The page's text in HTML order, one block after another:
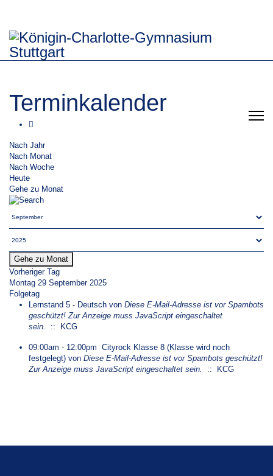
Terminkalender
Nach Jahr
Nach Monat
Nach Woche
Heute
Gehe zu Monat
Gehe zu Monat
Vorheriger Tag
Montag 29 September 2025
Folgetag
Lernstand 5 - Deutsch von Diese E-Mail-Adresse ist vor Spambots
geschützt! Zur Anzeige muss JavaScript eingeschaltet
sein.
:: KCG
09:00am - 12:00pm Cityrock Klasse 8 (Klasse wird noch
festgelegt) von Diese E-Mail-Adresse ist vor Spambots geschützt!
Zur Anzeige muss JavaScript eingeschaltet sein.
:: KCG